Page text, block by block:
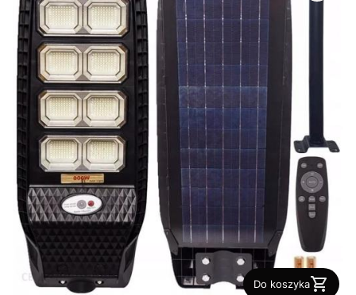
Do koszyka